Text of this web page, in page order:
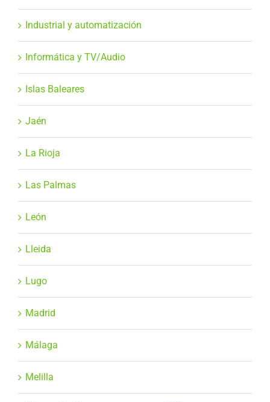
Industrial y automatización
Informática y TV/Audio
Islas Baleares
Jaén
La Rioja
Las Palmas
León
Lleida
Lugo
Madrid
Málaga
Melilla